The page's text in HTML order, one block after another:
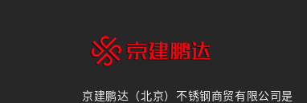
京建鹏达（北京）不锈钢商贸有限公司是